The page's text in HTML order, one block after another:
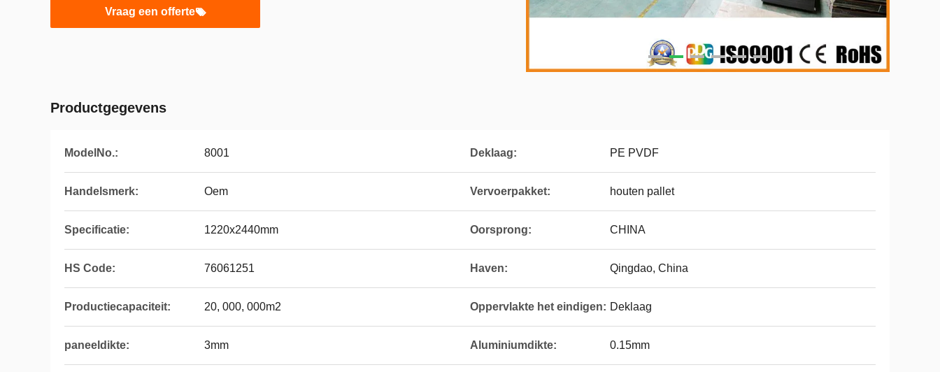
Vraag een offerte
Productgegevens
ModelNo.: 8001 Deklaag: PE PVDF
Handelsmerk: Oem Vervoerpakket: houten pallet
Specificatie: 1220x2440mm Oorsprong: CHINA
HS Code: 76061251 Haven: Qingdao, China
Productiecapaciteit: 20, 000, 000m2 Oppervlakte het eindigen: Deklaag
paneeldikte: 3mm Aluminiumdikte: 0.15mm